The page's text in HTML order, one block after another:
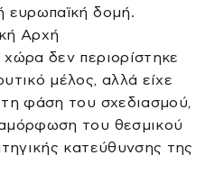
ευρωπαϊκή δομή.
Αρχή
δεν περιορίστηκε
μέλος, αλλά είχε
φάση του σχεδιασμού,
του θεσμικού
κατεύθυνσης της